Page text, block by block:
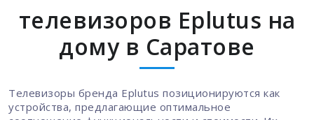
телевизоров Eplutus на
дому в Саратове
Телевизоры бренда Eplutus позиционируются как
устройства, предлагающие оптимальное